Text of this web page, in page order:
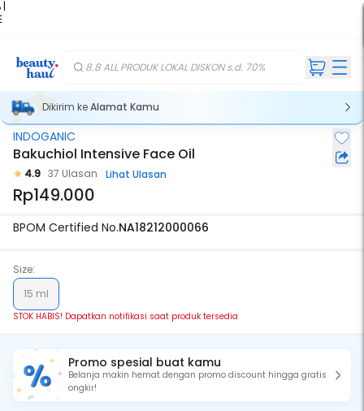
|
8.8 ALL PRODUK LOKAL DISKON s.d. 70%
Dikirim keAlamat Kamu
Stok Habis
INDOGANIC
Bakuchiol Intensive Face Oil
4.9 37 Ulasan Lihat Ulasan
Rp149.000
BPOM Certified No.NA18212000066
Size:
15 ml
STOK HABIS! Dapatkan notifikasi saat produk tersedia
Promo spesial buat kamu
Belanja makin hemat dengan promo discount hingga gratis
ongkir!